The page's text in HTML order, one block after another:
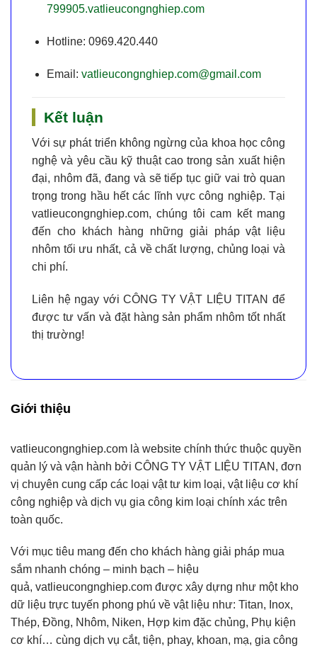
799905.vatlieucongnghiep.com
Hotline: 0969.420.440
Email: vatlieucongnghiep.com@gmail.com
Kết luận
Với sự phát triển không ngừng của khoa học công
nghệ và yêu cầu kỹ thuật cao trong sản xuất hiện
đại, nhômđã, đang và sẽ tiếp tục giữ vai trò quan
trọng trong hầu hết các lĩnh vực công nghiệp. Tại
vatlieucongnghiep.com, chúng tôi cam kết mang
đến cho khách hàng những giải pháp vật liệu
nhôm tối ưu nhất, cả về chất lượng, chủng loại và
chi phí.
Liên hệ ngay với CÔNG TY VẬT LIỆU TITAN để
được tư vấn và đặt hàng sản phẩm nhôm tốt nhất
thị trường!
Giới thiệu
vatlieucongnghiep.com là website chính thức thuộc quyền
quản lý và vận hành bởi CÔNG TY VẬT LIỆU TITAN , đơn
vị chuyên cung cấp các loại vật tư kim loại, vật liệu cơ khí
công nghiệp và dịch vụ gia công kim loại chính xác trên
toàn quốc.
Với mục tiêu mang đến cho khách hàng giải pháp mua
sắm nhanh chóng – minh bạch – hiệu
quả, vatlieucongnghiep.com được xây dựng như một kho
dữ liệu trực tuyến phong phú về vật liệu như: Titan, Inox,
Thép, Đồng, Nhôm, Niken, Hợp kim đặc chủng, Phụ kiện
cơ khí… cùng dịch vụ cắt, tiện, phay, khoan, mạ, gia công